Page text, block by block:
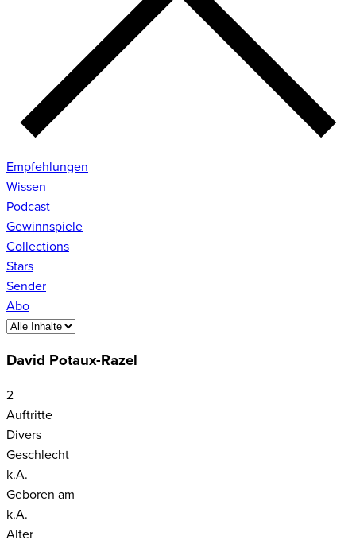
Empfehlungen
Wissen
Podcast
Gewinnspiele
Collections
Stars
Sender
Abo
David Potaux-Razel
2
Auftritte
Divers
Geschlecht
k.A.
Geboren am
k.A.
Alter